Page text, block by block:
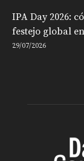
IPA Day 2026:
festejo global
29/07/2026